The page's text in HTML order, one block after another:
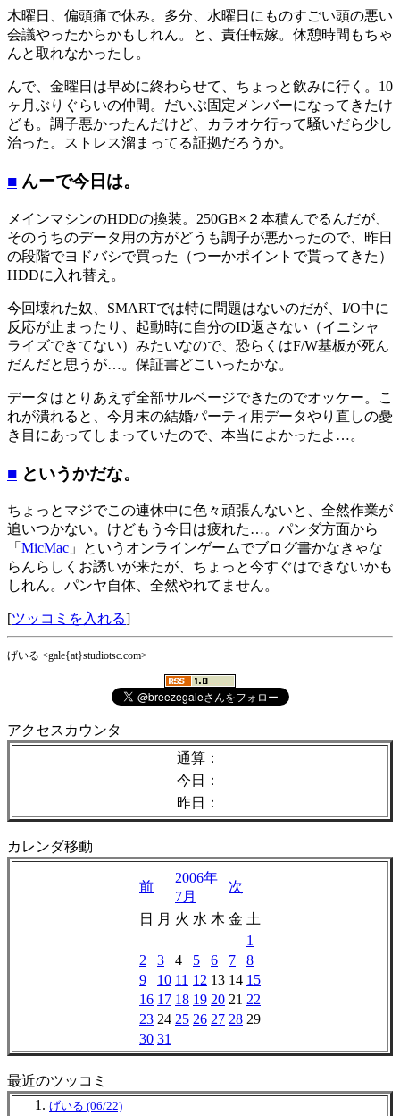
木曜日、偏頭痛で休み。多分、水曜日にものすごい頭の悪い
会議やったからかもしれん。と、責任転嫁。休憩時間もちゃ
んと取れなかったし。
んで、金曜日は早めに終わらせて、ちょっと飲みに行く。10
ヶ月ぶりぐらいの仲間。だいぶ固定メンバーになってきたけ
ども。調子悪かったんだけど、カラオケ行って騒いだら少し
治った。ストレス溜まってる証拠だろうか。
■ んーで今日は。
メインマシンのHDDの換装。250GB×２本積んでるんだが、
そのうちのデータ用の方がどうも調子が悪かったので、昨日
の段階でヨドバシで買った（つーかポイントで貰ってきた）
HDDに入れ替え。
今回壊れた奴、SMARTでは特に問題はないのだが、I/O中に
反応が止まったり、起動時に自分のID返さない（イニシャ
ライズできてない）みたいなので、恐らくはF/W基板が死ん
だんだと思うが…。保証書どこいったかな。
データはとりあえず全部サルベージできたのでオッケー。こ
れが潰れると、今月末の結婚パーティ用データやり直しの憂
き目にあってしまっていたので、本当によかったよ…。
■ というかだな。
ちょっとマジでこの連休中に色々頑張んないと、全然作業が
追いつかない。けどもう今日は疲れた…。パンダ方面から
「 MicMac 」というオンラインゲームでブログ書かなきゃな
らんらしくお誘いが来たが、ちょっと今すぐはできないかも
しれん。パンヤ自体、全然やれてません。
[ツッコミを入れる]
げいる <gale{at}studiotsc.com>
アクセスカウンタ
通算：
今日：
昨日：
カレンダ移動
前
2006年
7月
次
日 月 火 水 木 金 土
1
2
3 4 5 6 7
8
9
10 11 12 13 14 15
16 17 18 19 20 21 22
23 24 25 26 27 28 29
30 31
最近のツッコミ
げいる (06/22)